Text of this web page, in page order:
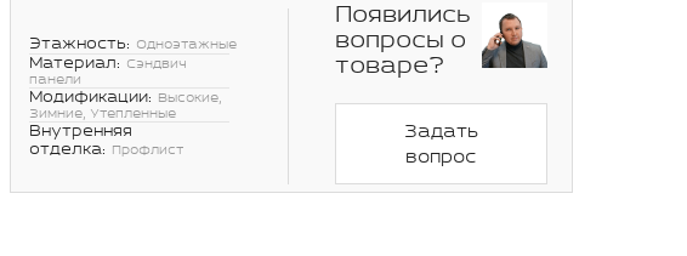
Этажность: Одноэтажные
Материал: Сэндвич
панели
Модификации: Высокие,
Зимние, Утепленные
Внутренняя
отделка: Профлист
Появились
вопросы о
товаре?
Задать
вопрос